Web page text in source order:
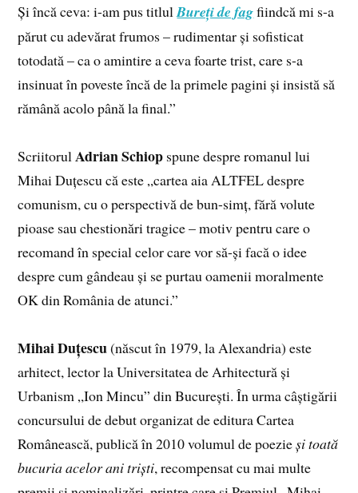
Și încă ceva: i-am pus titlulBureți de fagfiindcă mi s-a
părut cu adevărat frumos – rudimentar și sofisticat
totodată – ca o amintire a ceva foarte trist, care s-a
insinuat în poveste încă de la primele pagini și insistă să
rămână acolo până la final.”
Scriitorul Adrian Schiop spune despre romanul lui
Mihai Duțescu că este „cartea aia ALTFEL despre
comunism, cu o perspectivă de bun-simț, fără volute
pioase sau chestionări tragice – motiv pentru care o
recomand în special celor care vor să-și facă o idee
despre cum gândeau și se purtau oamenii moralmente
OK din România de atunci.”
Mihai Duțescu(născut în 1979, la Alexandria) este
arhitect, lector la Universitatea de Arhitectură și
Urbanism „Ion Mincu” din București. În urma câștigării
concursului de debut organizat de editura Cartea
Românească, publică în 2010 volumul de poezieși toată
bucuria acelor ani triști, recompensat cu mai multe